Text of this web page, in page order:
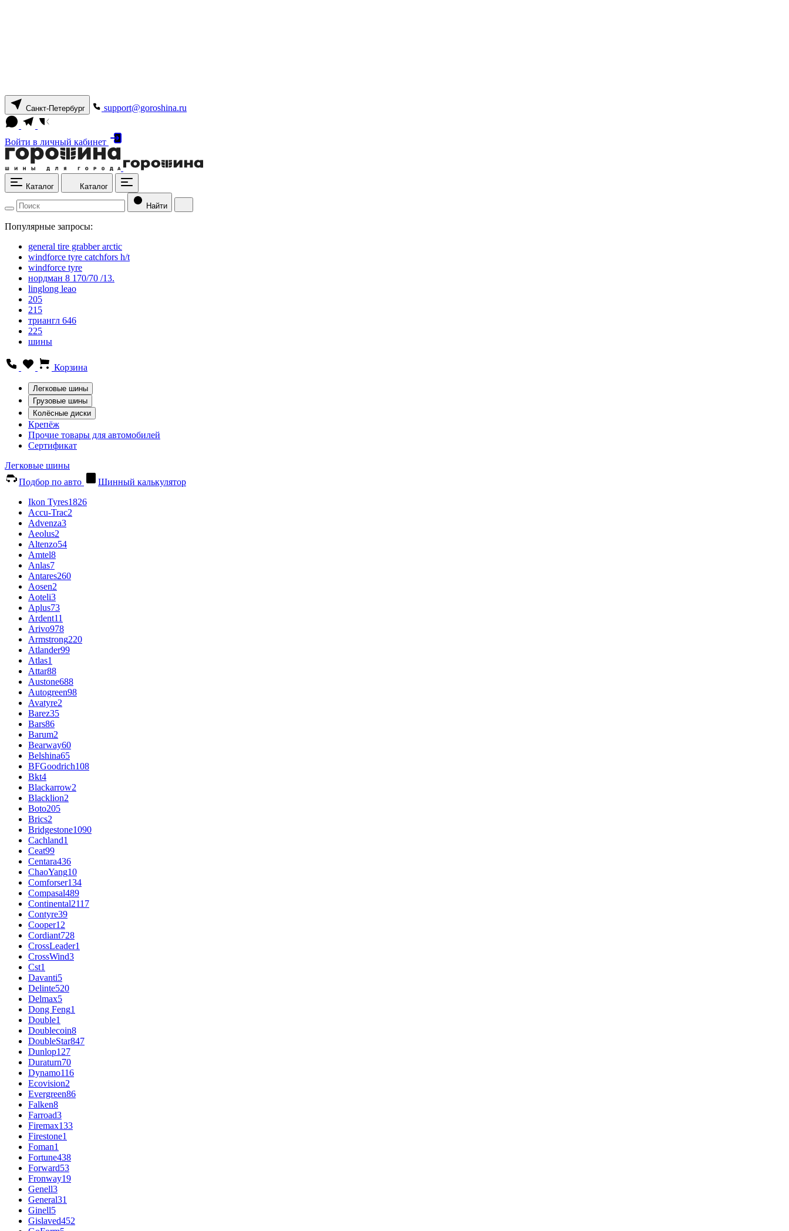
Санкт-Петербург support@goroshina.ru
Войти в личный кабинет
Каталог Каталог
Найти
Популярные запросы:
general tire grabber arctic
windforce tyre catchfors h/t
windforce tyre
нордман 8 170/70 /13.
linglong leao
205
215
триангл 646
225
шины
Корзина
Легковые шины
Грузовые шины
Колёсные диски
Крепёж
Прочие товары для автомобилей
Сертификат
Легковые шины
Подбор по авто
Шинный калькулятор
Ikon Tyres1826
Accu-Trac2
Advenza3
Aeolus2
Altenzo54
Amtel8
Anlas7
Antares260
Aosen2
Aoteli3
Aplus73
Ardent11
Arivo978
Armstrong220
Atlander99
Atlas1
Attar88
Austone688
Autogreen98
Avatyre2
Barez35
Bars86
Barum2
Bearway60
Belshina65
BFGoodrich108
Bkt4
Blackarrow2
Blacklion2
Boto205
Brics2
Bridgestone1090
Cachland1
Ceat99
Centara436
ChaoYang10
Comforser134
Compasal489
Continental2117
Contyre39
Cooper12
Cordiant728
CrossLeader1
CrossWind3
Cst1
Davanti5
Delinte520
Delmax5
Dong Feng1
Double1
Doublecoin8
DoubleStar847
Dunlop127
Duraturn70
Dynamo116
Ecovision2
Evergreen86
Falken8
Farroad3
Firemax133
Firestone1
Foman1
Fortune438
Forward53
Fronway19
Genell3
General31
Ginell5
Gislaved452